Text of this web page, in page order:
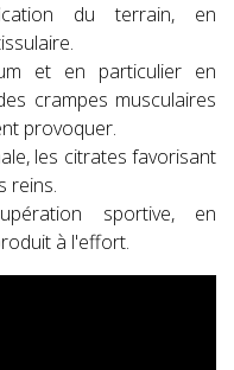
du terrain, en
et en particulier en
crampes musculaires
provoquer.
les citrates favorisant
reins.
sportive, en
à l'effort.